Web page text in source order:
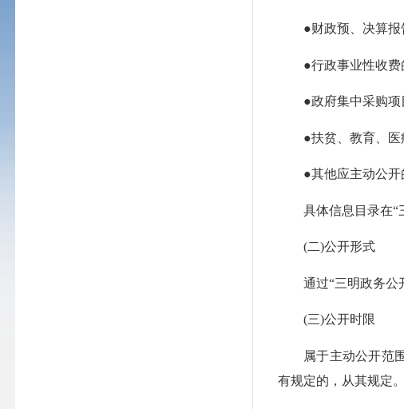
●财政预、决算报
●行政事业性收费
●政府集中采购项
●扶贫、教育、医疗
●其他应主动公开
具体信息目录在“三
(二)公开形式
通过“三明政务公开
(三)公开时限
属于主动公开范围
有规定的，从其规定。